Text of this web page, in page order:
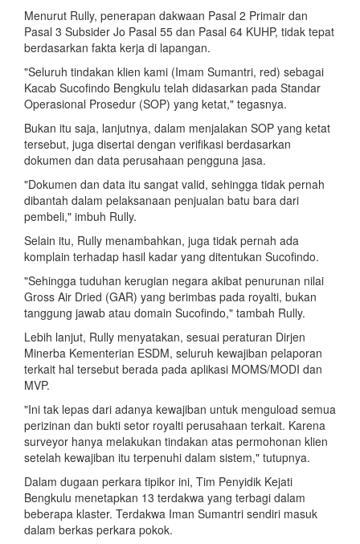
Menurut Rully, penerapan dakwaan Pasal 2 Primair dan
Pasal 3 Subsider Jo Pasal 55 dan Pasal 64 KUHP, tidak tepat
berdasarkan fakta kerja di lapangan.
"Seluruh tindakan klien kami (Imam Sumantri, red) sebagai
Kacab Sucofindo Bengkulu telah didasarkan pada Standar
Operasional Prosedur (SOP) yang ketat," tegasnya.
Bukan itu saja, lanjutnya, dalam menjalakan SOP yang ketat
tersebut, juga disertai dengan verifikasi berdasarkan
dokumen dan data perusahaan pengguna jasa.
"Dokumen dan data itu sangat valid, sehingga tidak pernah
dibantah dalam pelaksanaan penjualan batu bara dari
pembeli," imbuh Rully.
Selain itu, Rully menambahkan, juga tidak pernah ada
komplain terhadap hasil kadar yang ditentukan Sucofindo.
"Sehingga tuduhan kerugian negara akibat penurunan nilai
Gross Air Dried (GAR) yang berimbas pada royalti, bukan
tanggung jawab atau domain Sucofindo," tambah Rully.
Lebih lanjut, Rully menyatakan, sesuai peraturan Dirjen
Minerba Kementerian ESDM, seluruh kewajiban pelaporan
terkait hal tersebut berada pada aplikasi MOMS/MODI dan
MVP.
"Ini tak lepas dari adanya kewajiban untuk menguload semua
perizinan dan bukti setor royalti perusahaan terkait. Karena
surveyor hanya melakukan tindakan atas permohonan klien
setelah kewajiban itu terpenuhi dalam sistem," tutupnya.
Dalam dugaan perkara tipikor ini, Tim Penyidik Kejati
Bengkulu menetapkan 13 terdakwa yang terbagi dalam
beberapa klaster. Terdakwa Iman Sumantri sendiri masuk
dalam berkas perkara pokok.